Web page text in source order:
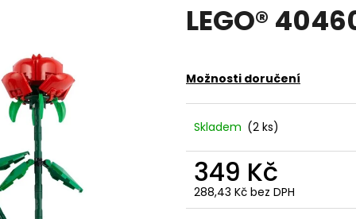
produktu
je
hvězdiček.
LEGO®
Možnosti doručení
Skladem (2 ks)
349 Kč
288,43 Kč bez DPH
Měrná
HLEDAT
Doporučujeme